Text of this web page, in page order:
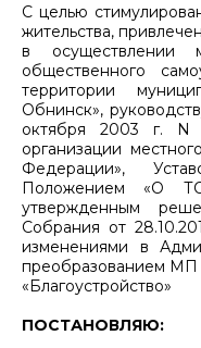
С целью
жительства,
в осуществлении
общественного
территории
Обнинск»,
октября 2003 г. N
организации
Федерации»,
Положением «О
утвержденным
Собрания от
изменениями в
преобразованием МП
«Благоустройство»
ПОСТАНОВЛЯЮ: